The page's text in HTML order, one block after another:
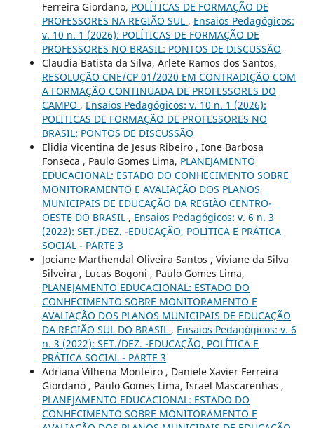
Ferreira Giordano, POLÍTICAS DE FORMAÇÃO DE
PROFESSORES NA REGIÃO SUL , Ensaios Pedagógicos:
v. 10 n. 1 (2026): POLÍTICAS DE FORMAÇÃO DE
PROFESSORES NO BRASIL: PONTOS DE DISCUSSÃO
Claudia Batista da Silva, Arlete Ramos dos Santos,
RESOLUÇÃO CNE/CP 01/2020 EM CONTRADIÇÃO COM
A FORMAÇÃO CONTINUADA DE PROFESSORES DO
CAMPO , Ensaios Pedagógicos: v. 10 n. 1 (2026):
POLÍTICAS DE FORMAÇÃO DE PROFESSORES NO
BRASIL: PONTOS DE DISCUSSÃO
Elidia Vicentina de Jesus Ribeiro , Ione Barbosa
Fonseca , Paulo Gomes Lima, PLANEJAMENTO
EDUCACIONAL: ESTADO DO CONHECIMENTO SOBRE
MONITORAMENTO E AVALIAÇÃO DOS PLANOS
MUNICIPAIS DE EDUCAÇÃO DA REGIÃO CENTRO-
OESTE DO BRASIL , Ensaios Pedagógicos: v. 6 n. 3
(2022): SET./DEZ. -EDUCAÇÃO, POLÍTICA E PRÁTICA
SOCIAL - PARTE 3
Jociane Marthendal Oliveira Santos , Viviane da Silva
Silveira , Lucas Bogoni , Paulo Gomes Lima,
PLANEJAMENTO EDUCACIONAL: ESTADO DO
CONHECIMENTO SOBRE MONITORAMENTO E
AVALIAÇÃO DOS PLANOS MUNICIPAIS DE EDUCAÇÃO
DA REGIÃO SUL DO BRASIL , Ensaios Pedagógicos: v. 6
n. 3 (2022): SET./DEZ. -EDUCAÇÃO, POLÍTICA E
PRÁTICA SOCIAL - PARTE 3
Adriana Vilhena Monteiro , Daniele Xavier Ferreira
Giordano , Paulo Gomes Lima, Israel Mascarenhas ,
PLANEJAMENTO EDUCACIONAL: ESTADO DO
CONHECIMENTO SOBRE MONITORAMENTO E